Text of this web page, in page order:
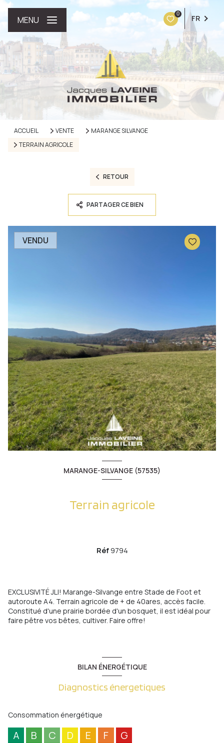
0 FR
MENU
ACCUEIL VENTE
MARANGE SILVANGE
TERRAIN AGRICOLE
RETOUR
PARTAGER CE BIEN
VENDU
MARANGE-SILVANGE (57535)
Terrain agricole
Réf 9794
EXCLUSIVITÉ JLI! Marange-Silvange entre Stade de Foot et
autoroute A4. Terrain agricole de + de 40ares, accès facile.
Constitué d'une prairie bordée d'un bosquet, il est idéal pour
faire pêtre vos bêtes, cultiver. Faire offre!
BILAN ÉNERGÉTIQUE
Diagnostics énergetiques
Consommation énergétique
A B C D E F G